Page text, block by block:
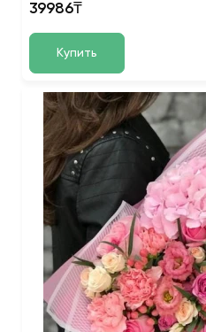
39986₸
Купить